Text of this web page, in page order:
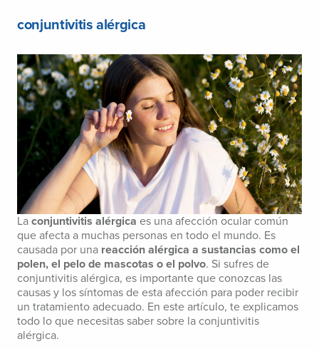
conjuntivitis alérgica
La conjuntivitis alérgica es una afección ocular común
que afecta a muchas personas en todo el mundo. Es
causada por una reacción alérgica a sustancias como el
polen, el pelo de mascotas o el polvo. Si sufres de
conjuntivitis alérgica, es importante que conozcas las
causas y los síntomas de esta afección para poder recibir
un tratamiento adecuado. En este artículo, te explicamos
todo lo que necesitas saber sobre la conjuntivitis
alérgica.